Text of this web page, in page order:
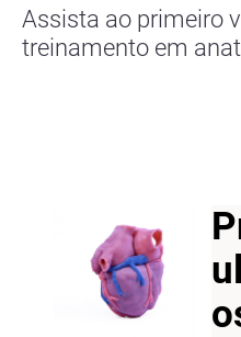
Assista ao primeiro
treinamento em